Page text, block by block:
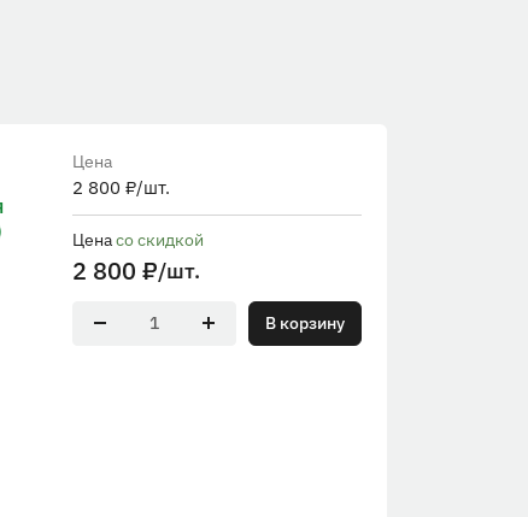
Цена
2 800 ₽/шт.
Ценасо скидкой
2 800 ₽/шт.
В корзину